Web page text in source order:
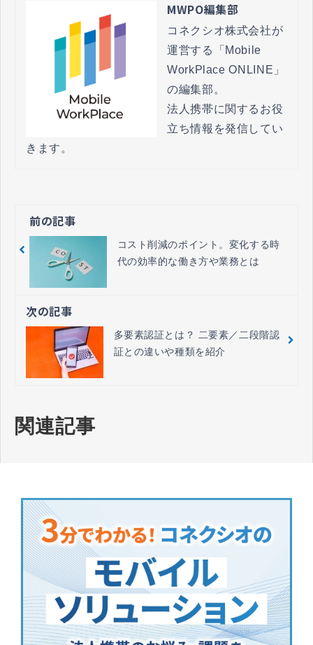
MWPO編集部
コネクシオ株式会社が
運営する「Mobile
WorkPlace ONLINE」
の編集部。
法人携帯に関するお役
立ち情報を発信してい
きます。
前の記事
コスト削減のポイント。変化する時
代の効率的な働き方や業務とは
次の記事
多要素認証とは？ 二要素／二段階認
証との違いや種類を紹介
関連記事